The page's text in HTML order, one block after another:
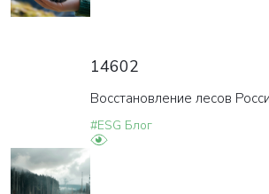
14602
Восстановление лесов
#ESG Блог